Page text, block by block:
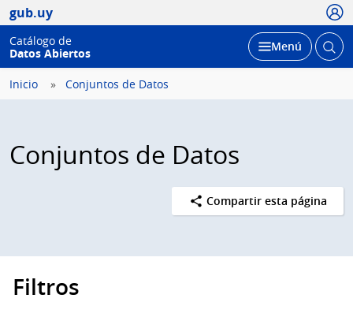
gub.uy
Catálogo de
Datos Abiertos
Desplegar
Menú Abrir
Inicio Conjuntos de Datos
Conjuntos de Datos
Compartir esta página
Filtros